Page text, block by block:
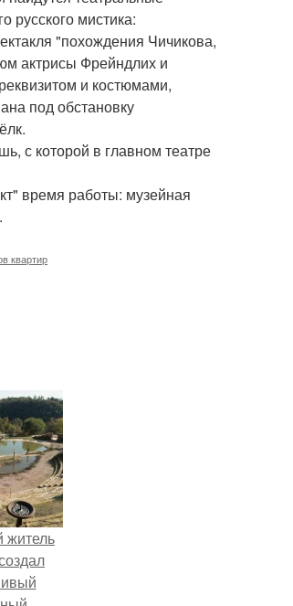
русского мистика:
"похождения Чичикова,
актрисы Фрейндлих и
и костюмами,
под обстановку
с которой в главном театре
время работы: музейная
квартир
житель